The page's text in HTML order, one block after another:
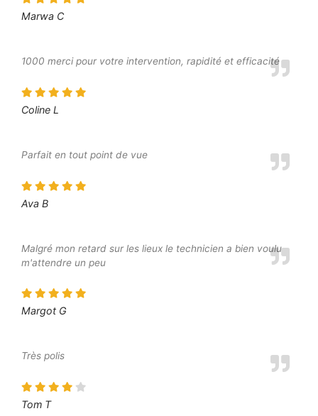
Marwa C
1000 merci pour votre intervention, rapidité et efficacité
Coline L
Parfait en tout point de vue
Ava B
Malgré mon retard sur les lieux le technicien a bien voulu
m'attendre un peu
Margot G
Très polis
Tom T